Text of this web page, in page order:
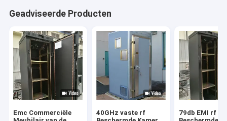
Geadviseerde Producten
Emc Commerciële
40GHz vaste rf
79db EMI rf